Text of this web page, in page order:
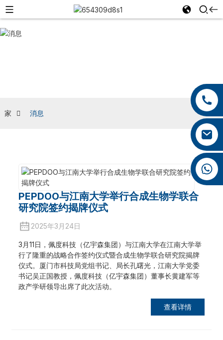
家 消息
PEPDOO与江南大学举行合成生物学联合
研究院签约揭牌仪式
2025年3月24日
3月11日，佩度科技（亿宇森集团）与江南大学在江南大学举
行了隆重的战略合作签约仪式暨合成生物学联合研究院揭牌
仪式。厦门市科技局党组书记、局长孔曙光，江南大学党委
书记吴正国教授，佩度科技（亿宇森集团）董事长黄建军等
政产学研领导出席了此次活动。
查看详情